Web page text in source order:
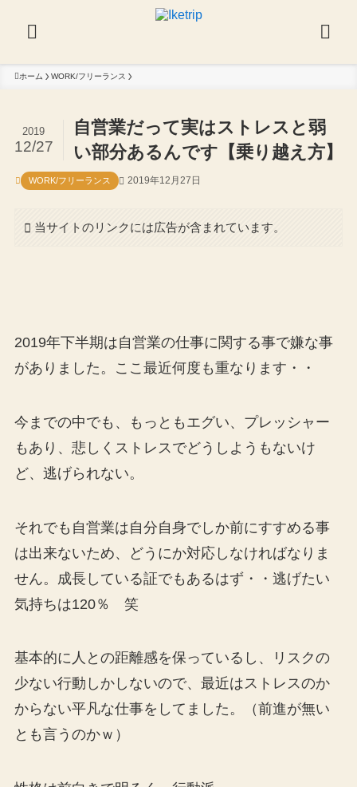
ホーム WORK/フリーランス
自営業だって実はストレスと弱
い部分あるんです【乗り越え方】
2019
12/27
WORK/フリーランス 2019年12月27日
当サイトのリンクには広告が含まれています。
2019年下半期は自営業の仕事に関する事で嫌な事
がありました。ここ最近何度も重なります・・
今までの中でも、もっともエグい、プレッシャー
もあり、悲しくストレスでどうしようもないけ
ど、逃げられない。
それでも自営業は自分自身でしか前にすすめる事
は出来ないため、どうにか対応しなければなりま
せん。成長している証でもあるはず・・逃げたい
気持ちは120％ 笑
基本的に人との距離感を保っているし、リスクの
少ない行動しかしないので、最近はストレスのか
からない平凡な仕事をしてました。（前進が無い
とも言うのかｗ）